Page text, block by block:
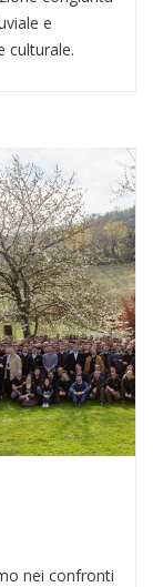
e
culturale.
nei confronti